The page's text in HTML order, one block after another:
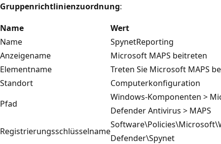
Gruppenrichtlinienzuordnung:
Name
Wert
Name
SpynetReporting
Anzeigename
Microsoft MAPS beitreten
Elementname
Treten Sie Microsoft MAPS
Standort
Computerkonfiguration
Pfad
Windows-Komponenten >
Defender Antivirus > MAPS
Registrierungsschlüsselname
Defender\Spynet